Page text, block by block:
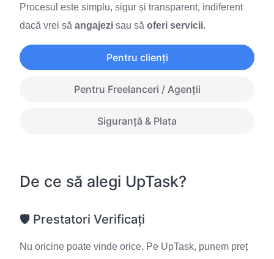
Procesul este simplu, sigur și transparent, indiferent
dacă vrei să angajezi sau să oferi servicii.
Pentru clienți
Pentru Freelanceri / Agenții
Siguranță & Plata
De ce să alegi UpTask?
🛡️ Prestatori Verificați
Nu oricine poate vinde orice. Pe UpTask, punem preț